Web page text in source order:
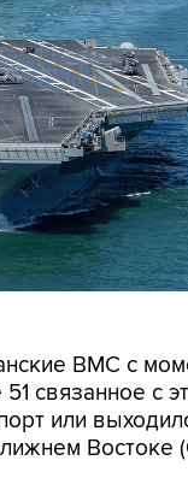
ВМС с
связанное с
или
Востоке